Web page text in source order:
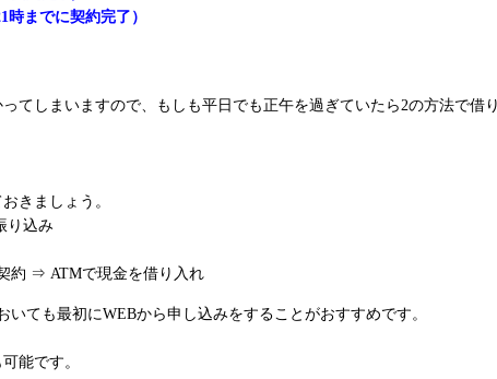
までに契約完了）
てしまいますので、もしも平日でも正午を過ぎていたら2の方法で借
きましょう。
り込み
約 ⇒ ATMで現金を借り入れ
ても最初にWEBから申し込みをすることがおすすめです。
能です。